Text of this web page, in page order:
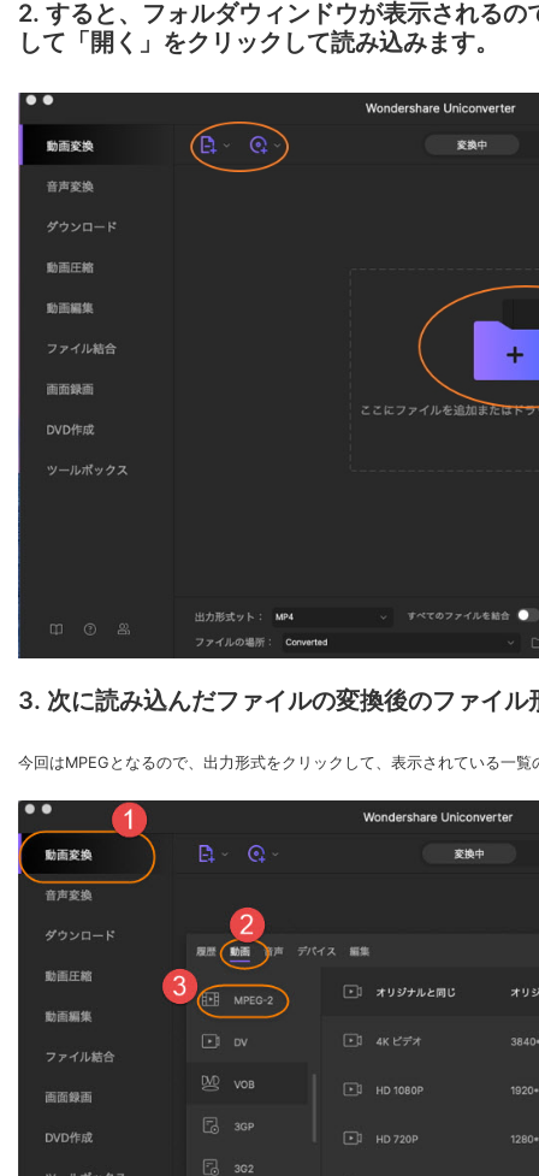
2. すると、フォルダウィンドウが表示される
して「開く」をクリックして読み込みます。
3. 次に読み込んだファイルの変換後のファイ
今回はMPEGとなるので、出力形式をクリックして、表示されている一